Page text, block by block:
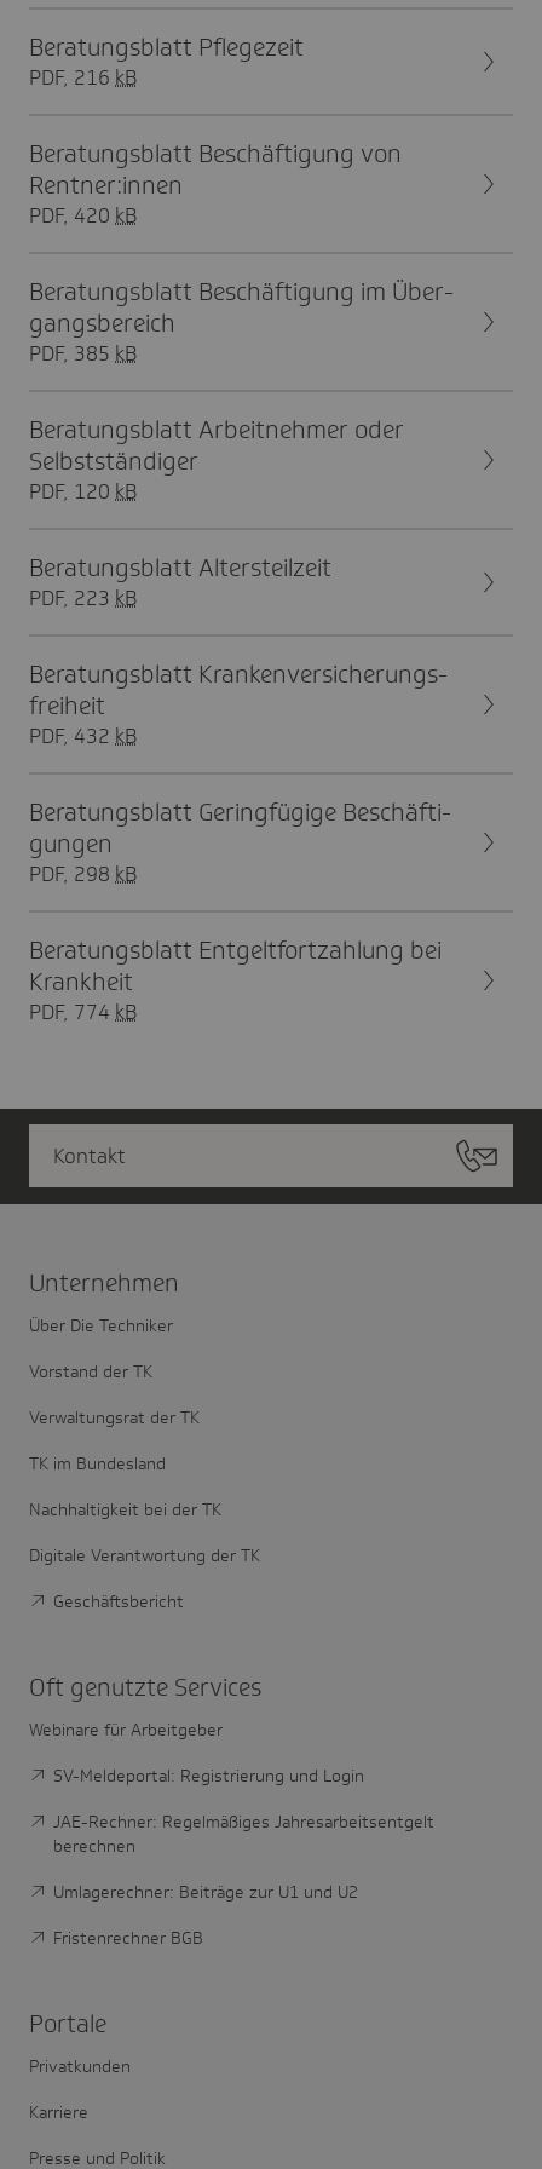
Bera­tungs­blatt Pfle­ge­zeit
PDF, 216 kB
Bera­tungs­blatt Beschäf­ti­gung von
Rent­ner:innen
PDF, 420 kB
Bera­tungs­blatt Beschäf­ti­gung im Über­
gangs­be­reich
PDF, 385 kB
Bera­tungs­blatt Arbeit­nehmer oder
Selbst­stän­diger
PDF, 120 kB
Bera­tungs­blatt Alters­teil­zeit
PDF, 223 kB
Bera­tungs­blatt Kran­ken­ver­si­che­rungs­
frei­heit
PDF, 432 kB
Bera­tungs­blatt Gering­fü­gige Beschäf­ti­
gungen
PDF, 298 kB
Bera­tungs­blatt Entgelt­fort­zah­lung bei
Krank­heit
PDF, 774 kB
Kontakt
Unter­nehmen
Über Die Techniker
Vorstand der TK
Verwaltungsrat der TK
TK im Bundesland
Nachhaltigkeit bei der TK
Digitale Verantwortung der TK
Geschäftsbericht
Oft genutzte Services
Webinare für Arbeitgeber
SV-Meldeportal: Registrierung und Login
JAE-Rechner: Regelmäßiges Jahresarbeitsentgelt
berechnen
Umlagerechner: Beiträge zur U1 und U2
Fristenrechner BGB
Portale
Privatkunden
Karriere
Presse und Politik